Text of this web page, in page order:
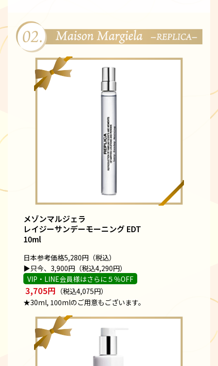
メゾンマルジェラ
レイジーサンデーモーニング EDT
10ml
日本参考価格5,280円（税込）
▶只今、3,900円（税込4,290円）
VIP・LINE会員様はさらに５％OFF
3,705円 （税込4,075円）
★30ml, 100mlのご用意もございます。